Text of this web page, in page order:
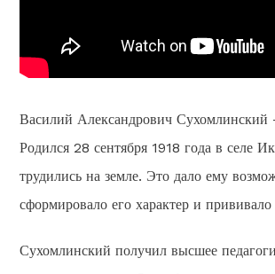
Василий Александрович Сухомлинский
Родился 28 сентября 1918 года в селе
трудились на земле. Это дало ему
сформировало его характер и
Сухомлинский получил высшее